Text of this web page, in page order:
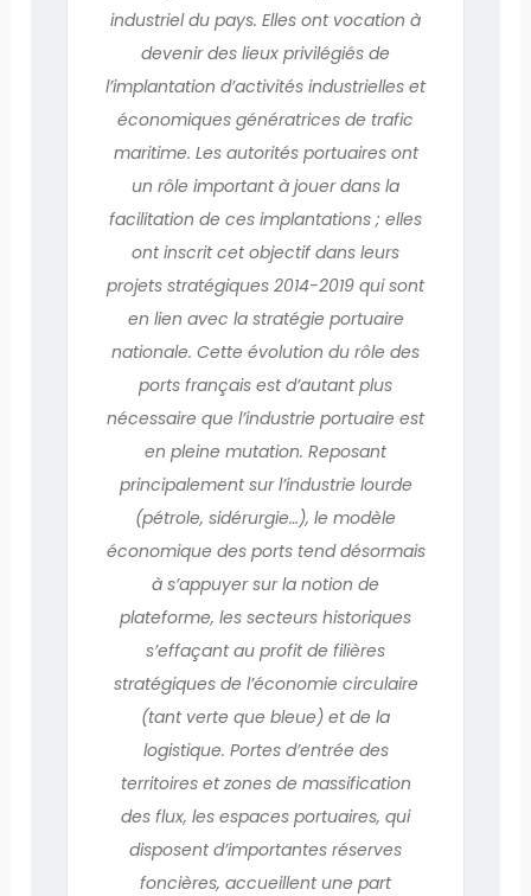
industriel du pays. Elles ont vocation à
devenir des lieux privilégiés de
l’implantation d’activités industrielles et
économiques génératrices de trafic
maritime. Les autorités portuaires ont
un rôle important à jouer dans la
facilitation de ces implantations ; elles
ont inscrit cet objectif dans leurs
projets stratégiques 2014-2019 qui sont
en lien avec la stratégie portuaire
nationale. Cette évolution du rôle des
ports français est d’autant plus
nécessaire que l’industrie portuaire est
en pleine mutation. Reposant
principalement sur l’industrie lourde
(pétrole, sidérurgie…), le modèle
économique des ports tend désormais
à s’appuyer sur la notion de
plateforme, les secteurs historiques
s’effaçant au profit de filières
stratégiques de l’économie circulaire
(tant verte que bleue) et de la
logistique. Portes d’entrée des
territoires et zones de massification
des flux, les espaces portuaires, qui
disposent d’importantes réserves
foncières, accueillent une part